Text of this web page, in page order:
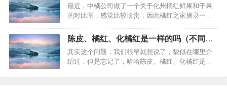
的，没有任何的农药施肥等等。野生的化州橘红一
般价格比较贵。…
最近，中橘公司做了一个关于化州橘红鲜果和干果
的对比图，感觉比较珍贵，因此橘红之家摘录一下
求1、采摘橘红的大小重量要求：橘红其实是与柚子
一样，若有足够的时间生长，里面也能长出丰富的
果肉的，所以我们需要在橘红长肉前就要将其采摘
收成，那么橘红什么时候会长肉呢？标…
陈皮、橘红、化橘红是一样的吗（不同区
别）
其实这个问题，我们很早就想说了，貌似在哪里介
绍过，但是忘记了，哈哈陈皮、橘红、化橘红是